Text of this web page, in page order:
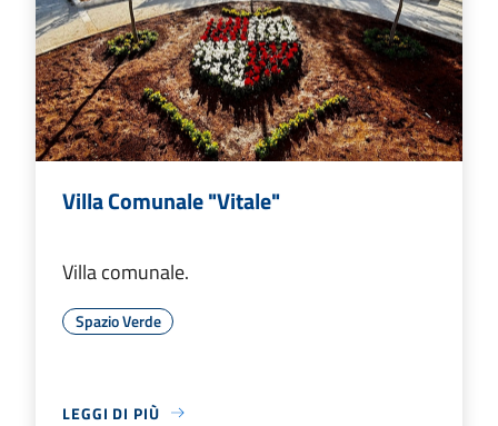
Villa Comunale "Vitale"
Villa comunale.
Spazio Verde
LEGGI DI PIÙ